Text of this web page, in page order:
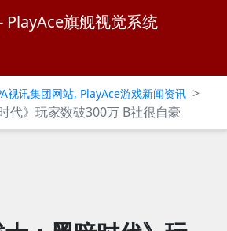
PlayAce旗舰视觉系统
视讯集团网站, PlayAce游戏新闻资讯 >
代》玩家数破300万 B社很自豪